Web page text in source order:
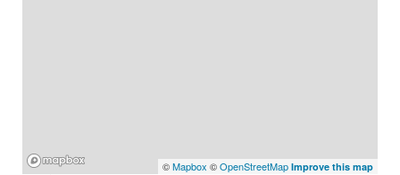
©Mapbox ©OpenStreetMap Improve this map